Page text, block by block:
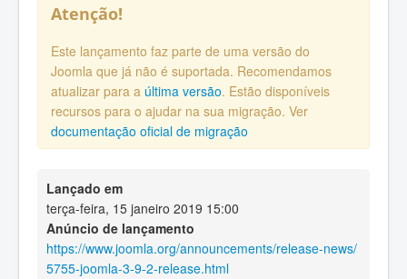
Atenção!
Este lançamento faz parte de uma versão do
Joomla que já não é suportada. Recomendamos
atualizar para a última versão. Estão disponíveis
recursos para o ajudar na sua migração. Ver
documentação oficial de migração
Lançado em
terça-feira, 15 janeiro 2019 15:00
Anúncio de lançamento
https://www.joomla.org/announcements/release-news/
5755-joomla-3-9-2-release.html